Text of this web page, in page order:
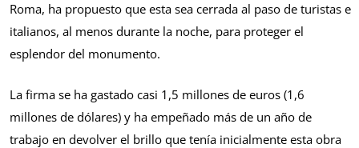
Roma, ha propuesto que esta sea cerrada al paso de turistas e
italianos, al menos durante la noche, para proteger el
esplendor del monumento.
La firma se ha gastado casi 1,5 millones de euros (1,6
millones de dólares) y ha empeñado más de un año de
trabajo en devolver el brillo que tenía inicialmente esta obra